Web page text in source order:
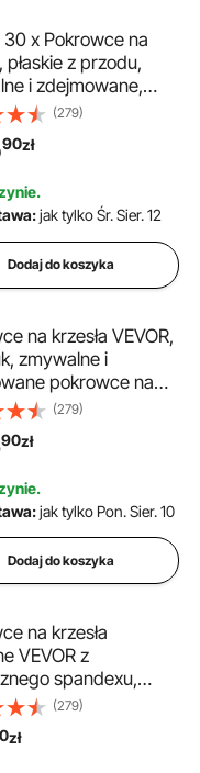
30 x Pokrowce na
płaskie z przodu,
i zdejmowane,
spandeksowe,
i do restauracji,
do krzeseł (51 x 45 x
(279)
90zł
jak tylko Śr. Sier. 12
Dodaj do koszyka
na krzesła VEVOR,
zmywalne i
pokrowce na
z poliestru i spandexu
bankiety w
i restauracjach,
(279)
90zł
jak tylko Pon. Sier. 10
Dodaj do koszyka
na krzesła
VEVOR z
spandexu,
z krótkim
zdejmowane i
się do prania, na
(279)
zł